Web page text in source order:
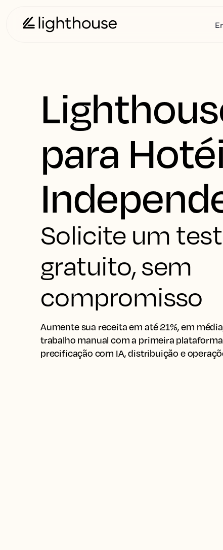
para
Solicite um
gratuito, sem
compromisso
Aumente sua receita em até 21%, em
trabalho manual com a primeira
precificação com IA, distribuição e